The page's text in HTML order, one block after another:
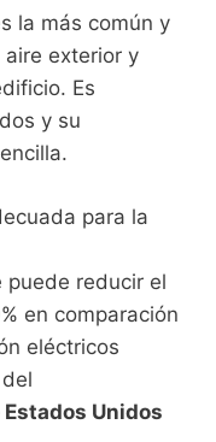
la más común y
exterior y
Es
y su
para la
puede reducir el
en comparación
eléctricos
Unidos